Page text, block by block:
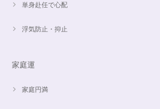
単身赴任で心配
浮気防止・抑止
家庭運
家庭円満